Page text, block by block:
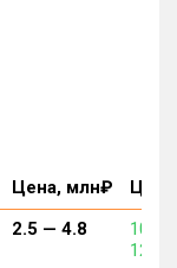
Цена, млн₽
2.5 — 4.8
104
129